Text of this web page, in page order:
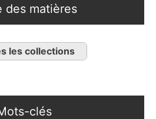
des matières
les collections
clés